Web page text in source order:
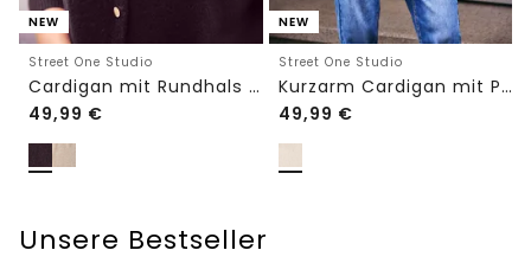
NEW
Street One Studio
Cardigan mit Rundhals und Knöpfen
49,99 €
NEW
Street One Studio
Kurzarm Cardigan mit Polokragen
49,99 €
Unsere Bestseller